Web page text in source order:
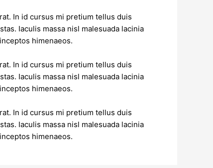
In id cursus mi pretium tellus duis
Iaculis massa nisl malesuada lacinia
himenaeos.
In id cursus mi pretium tellus duis
Iaculis massa nisl malesuada lacinia
himenaeos.
In id cursus mi pretium tellus duis
Iaculis massa nisl malesuada lacinia
himenaeos.